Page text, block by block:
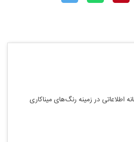
اطلاعاتی در زمینه رنگ‌های میناکاری